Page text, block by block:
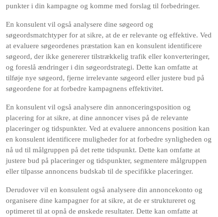
punkter i din kampagne og komme med forslag til forbedringer.
En konsulent vil også analysere dine søgeord og
søgeordsmatchtyper for at sikre, at de er relevante og effektive. Ved
at evaluere søgeordenes præstation kan en konsulent identificere
søgeord, der ikke genererer tilstrækkelig trafik eller konverteringer,
og foreslå ændringer i din søgeordstrategi. Dette kan omfatte at
tilføje nye søgeord, fjerne irrelevante søgeord eller justere bud på
søgeordene for at forbedre kampagnens effektivitet.
En konsulent vil også analysere din annonceringsposition og
placering for at sikre, at dine annoncer vises på de relevante
placeringer og tidspunkter. Ved at evaluere annoncens position kan
en konsulent identificere muligheder for at forbedre synligheden og
nå ud til målgruppen på det rette tidspunkt. Dette kan omfatte at
justere bud på placeringer og tidspunkter, segmentere målgruppen
eller tilpasse annoncens budskab til de specifikke placeringer.
Derudover vil en konsulent også analysere din annoncekonto og
organisere dine kampagner for at sikre, at de er struktureret og
optimeret til at opnå de ønskede resultater. Dette kan omfatte at